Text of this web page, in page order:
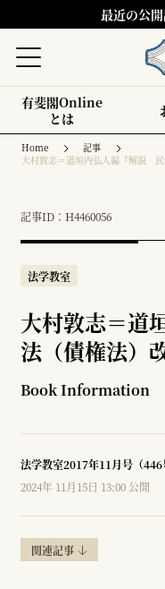
最近の公
有斐閣Online
とは
Home
記事
大村敦志＝道垣内弘人編『解説 民
記事ID：H4460056
法学教室
大村敦志＝道
法（債権法）
Book Information
法学教室2017年11月号（446
2024年 11月15日 13:00 公開
関連記事